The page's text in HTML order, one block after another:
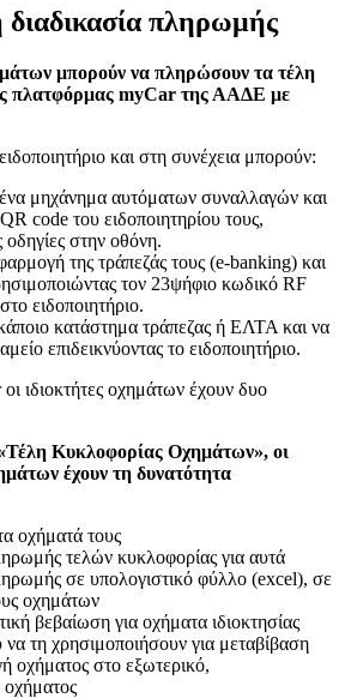
πληρωμής
μπορούν να πληρώσουν τα τέλη
πλατφόρμας myCar της ΑΑΔΕ με
και στη συνέχεια μπορούν:
μηχάνημα αυτόματων συναλλαγών και
code του ειδοποιητηρίου τους,
οδηγίες στην οθόνη.
της τράπεζάς τους (e-banking) και
τον 23ψήφιο κωδικό RF
ειδοποιητήριο.
κατάστημα τράπεζας ή ΕΛΤΑ και να
επιδεικνύοντας το ειδοποιητήριο.
ιδιοκτήτες οχημάτων έχουν δυο
Κυκλοφορίας Οχημάτων», οι
έχουν τη δυνατότητα
οχήματά τους
τελών κυκλοφορίας για αυτά
σε υπολογιστικό φύλλο (excel), σε
οχημάτων
βεβαίωση για οχήματα ιδιοκτησίας
να τη χρησιμοποιήσουν για μεταβίβαση
οχήματος στο εξωτερικό,
οχήματος